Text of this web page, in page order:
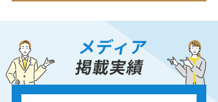
メディア
掲載実績